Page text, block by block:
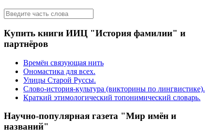
Купить книги ИИЦ "История фамилии" и
партнёров
Времён связующая нить
Ономастика для всех.
Улицы Старой Руссы.
Слово-история-культура (викторины по лингвистике).
Краткий этимологический топонимический словарь.
Научно-популярная газета "Мир имён и
названий"